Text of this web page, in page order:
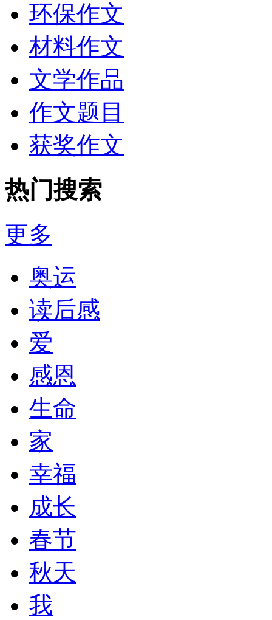
环保作文
材料作文
文学作品
作文题目
获奖作文
热门搜索
更多
奥运
读后感
爱
感恩
生命
家
幸福
成长
春节
秋天
我